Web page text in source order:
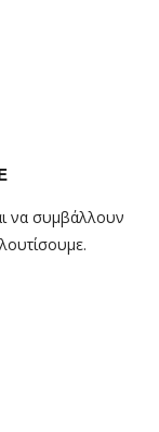
να συμβάλλουν